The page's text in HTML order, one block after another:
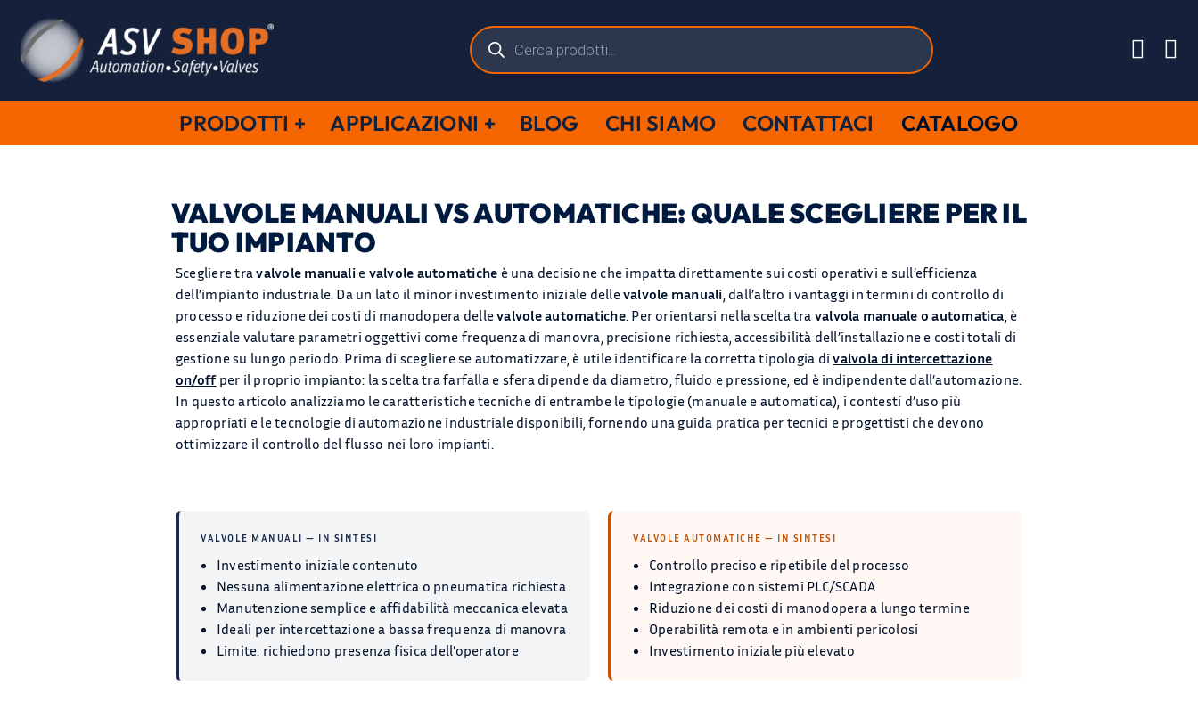
contenuto
Ricerca
prodotti
PRODOTTI APPLICAZIONI BLOG CHI SIAMO CONTATTACI CATALOGO
VALVOLE MANUALI VS AUTOMATICHE: QUALE SCEGLIERE PER IL
TUO IMPIANTO
Scegliere travalvole manualie valvole automatiche è una decisione che impatta direttamente sui costi operativi e sull’efficienza
dell’impianto industriale. Da un lato il minor investimento iniziale dellevalvole manuali , dall’altro i vantaggi in termini di controllo di
processo e riduzione dei costi di manodopera dellevalvole automatiche. Per orientarsi nella scelta tra valvola manuale o automatica , è
essenziale valutare parametri oggettivi come frequenza di manovra, precisione richiesta, accessibilità dell’installazione e costi totali di
gestione su lungo periodo. Prima di scegliere se automatizzare, è utile identificare la corretta tipologia divalvola di intercettazione
on/offper il proprio impianto: la scelta tra farfalla e sfera dipende da diametro, fluido e pressione, ed è indipendente dall’automazione.
In questo articolo analizziamo le caratteristiche tecniche di entrambe le tipologie (manuale e automatica), i contesti d’uso più
appropriati e le tecnologie di automazione industriale disponibili, fornendo una guida pratica per tecnici e progettisti che devono
ottimizzare il controllo del flusso nei loro impianti.
VALVOLE MANUALI — IN SINTESI
Investimento iniziale contenuto
Nessuna alimentazione elettrica o pneumatica richiesta
Manutenzione semplice e affidabilità meccanica elevata
Ideali per intercettazione a bassa frequenza di manovra
Limite: richiedono presenza fisica dell’operatore
VALVOLE AUTOMATICHE — IN SINTESI
Controllo preciso e ripetibile del processo
Integrazione con sistemi PLC/SCADA
Riduzione dei costi di manodopera a lungo termine
Operabilità remota e in ambienti pericolosi
Investimento iniziale più elevato